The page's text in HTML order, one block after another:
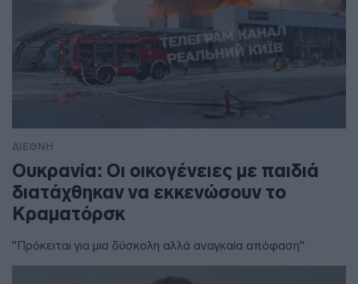
ΔΙΕΘΝΗ
Ουκρανία: Οι οικογένειες με παιδιά
διατάχθηκαν να εκκενώσουν το
Κραματόρσκ
"Πρόκειται για μια δύσκολη αλλά αναγκαία απόφαση"